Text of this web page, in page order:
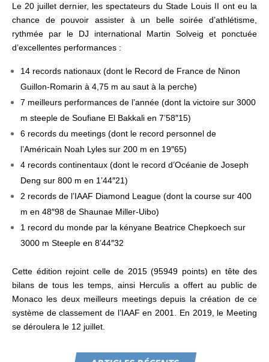
Le 20 juillet dernier, les spectateurs du Stade Louis II ont eu la
chance de pouvoir assister à un belle soirée d’athlétisme,
rythmée par le DJ international Martin Solveig et ponctuée
d’excellentes performances :
14 records nationaux (dont le Record de France de Ninon
Guillon-Romarin à 4,75 m au saut à la perche)
7 meilleurs performances de l’année (dont la victoire sur 3000
m steeple de Soufiane El Bakkali en 7’58″15)
6 records du meetings (dont le record personnel de
l’Américain Noah Lyles sur 200 m en 19″65)
4 records continentaux (dont le record d’Océanie de Joseph
Deng sur 800 m en 1’44″21)
2 records de l’IAAF Diamond League (dont la course sur 400
m en 48″98 de Shaunae Miller-Uibo)
1 record du monde par la kényane Beatrice Chepkoech sur
3000 m Steeple en 8’44″32
Cette édition rejoint celle de 2015 (95949 points) en tête des
bilans de tous les temps, ainsi Herculis a offert au public de
Monaco les deux meilleurs meetings depuis la création de ce
système de classement de l’IAAF en 2001. En 2019, le Meeting
se déroulera le 12 juillet.